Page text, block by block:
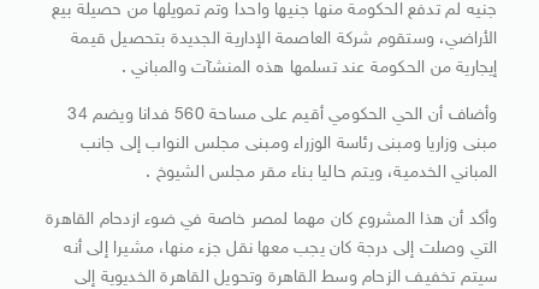
جنيه لم تدفع الحكومة منها جنيها واحدا وتم تمويلها من حصيلة بيع
الأراضي، وستقوم شركة العاصمة الإدارية الجديدة بتحصيل قيمة
إيجارية من الحكومة عند تسلمها هذه المنشآت والمباني .
وأضاف أن الحي الحكومي أقيم على مساحة 560 فدانا ويضم 34
مبنى وزاريا ومبنى رئاسة الوزراء ومبنى مجلس النواب إلى جانب
المباني الخدمية، ويتم حاليا بناء مقر مجلس الشيوخ .
وأكد أن هذا المشروع كان مهما لمصر خاصة في ضوء ازدحام القاهرة
التي وصلت إلى درجة كان يجب معها نقل جزء منها، مشيرا إلى أنه
سيتم تخفيف الزحام وسط القاهرة وتحويل القاهرة الخديوية إلى